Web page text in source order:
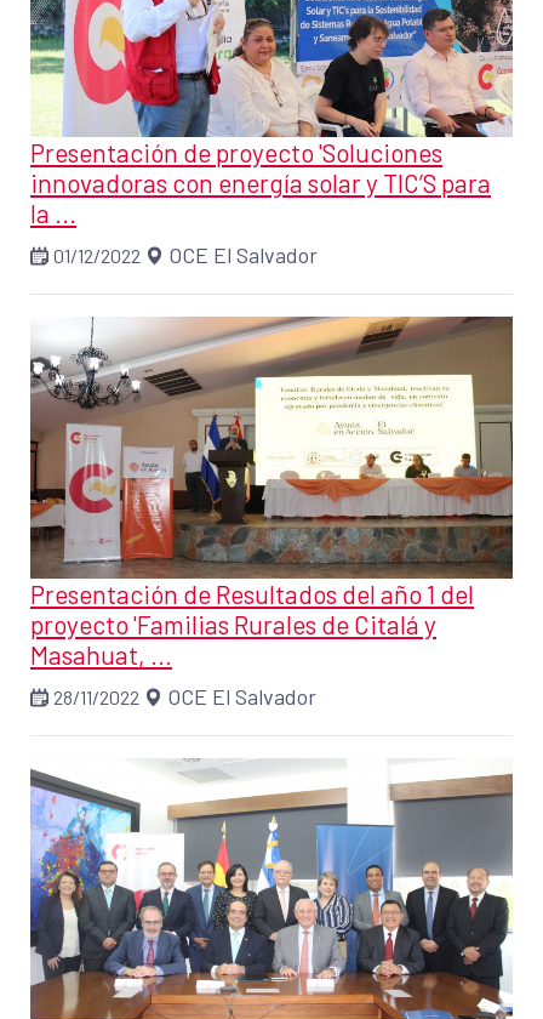
Presentación de proyecto 'Soluciones
innovadoras con energía solar y TIC’S para
la ...
01/12/2022 OCE El Salvador
Presentación de Resultados del año 1 del
proyecto 'Familias Rurales de Citalá y
Masahuat, ...
28/11/2022 OCE El Salvador